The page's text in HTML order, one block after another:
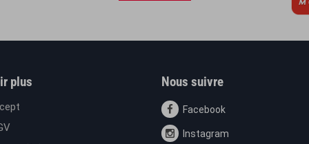
plus Nous suivre
Facebook
Instagram